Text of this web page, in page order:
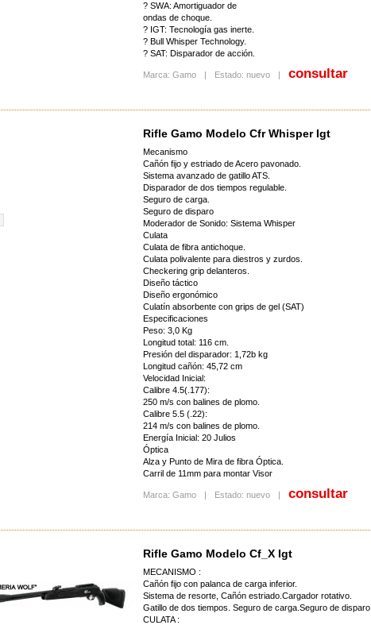
? SWA: Amortiguador de
ondas de choque.
? IGT: Tecnología gas inerte.
? Bull Whisper Technology.
? SAT: Disparador de acción.
Marca: Gamo | Estado: nuevo | consultar
Rifle Gamo Modelo Cfr Whisper Igt
Mecanismo
Cañón fijo y estriado de Acero pavonado.
Sistema avanzado de gatillo ATS.
Disparador de dos tiempos regulable.
Seguro de carga.
Seguro de disparo
Moderador de Sonido: Sistema Whisper
Culata
Culata de fibra antichoque.
Culata polivalente para diestros y zurdos.
Checkering grip delanteros.
Diseño táctico
Diseño ergonómico
Culatín absorbente con grips de gel (SAT)
Especificaciones
Peso: 3,0 Kg
Longitud total: 116 cm.
Presión del disparador: 1,72b kg
Longitud cañón: 45,72 cm
Velocidad Inicial:
Calibre 4.5(.177):
250 m/s con balines de plomo.
Calibre 5.5 (.22):
214 m/s con balines de plomo.
Energía Inicial: 20 Julios
Óptica
Alza y Punto de Mira de fibra Óptica.
Carril de 11mm para montar Visor
Marca: Gamo | Estado: nuevo | consultar
Rifle Gamo Modelo Cf_X Igt
MECANISMO :
Cañón fijo con palanca de carga inferior.
Sistema de resorte, Cañón estriado.Cargador rotativo.
Gatillo de dos tiempos. Seguro de carga.Seguro de disparo.
CULATA :